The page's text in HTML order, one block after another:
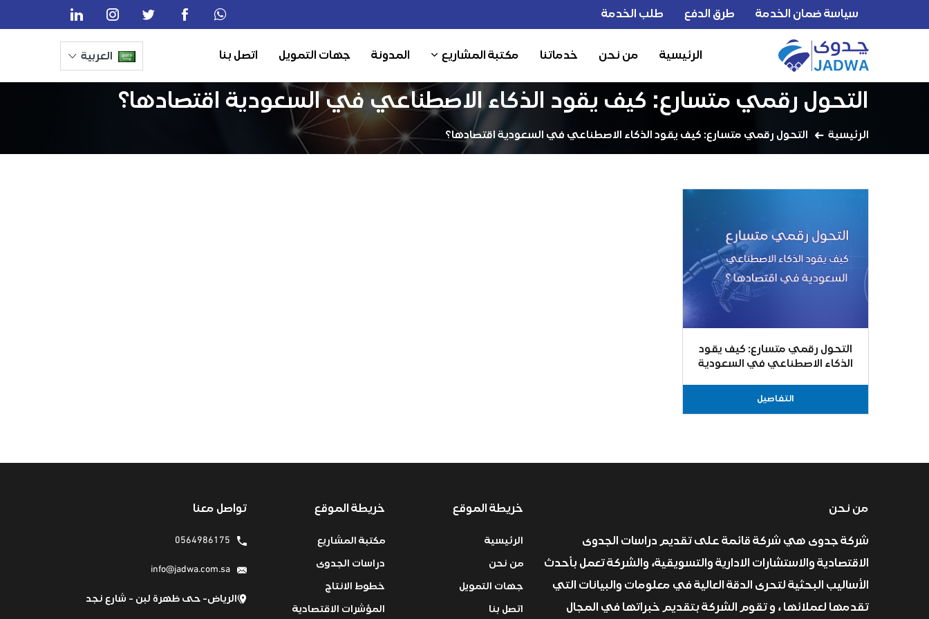
سياسة ضمان الخدمة طرق الدفع طلب الخدمة
الرئيسية من نحن خدماتنا مكتبة المشاريع المدونة جهات التمويل اتصل بنا العربية
التحول رقمي متسارع: كيف يقود الذكاء الاصطناعي في السعودية اقتصادها؟
الرئيسية التحول رقمي متسارع: كيف يقود الذكاء الاصطناعي في السعودية اقتصادها؟
التحول رقمي متسارع: كيف يقود
الذكاء الاصطناعي في السعودية
التفاصيل
من نحن
شركة جدوى هي شركة قائمة على تقديم دراسات الجدوى
الاقتصادية والاستشارات الادارية والتسويقية، والشركة تعمل بأحدث
الأساليب البحثية لتحرى الدقة العالية في معلومات والبيانات التي
تقدمها لعملائها ، و تقوم الشركة بتقديم خبراتها في المجال
خريطة الموقع
الرئيسية
من نحن
جهات التمويل
اتصل بنا
خريطة الموقع
مكتبة المشاريع
دراسات الجدوى
خطوط الانتاج
المؤشرات الاقتصادية
تواصل معنا
0564986175
info@jadwa.com.sa
الرياض- حى ظهرة لبن - شارع نجد